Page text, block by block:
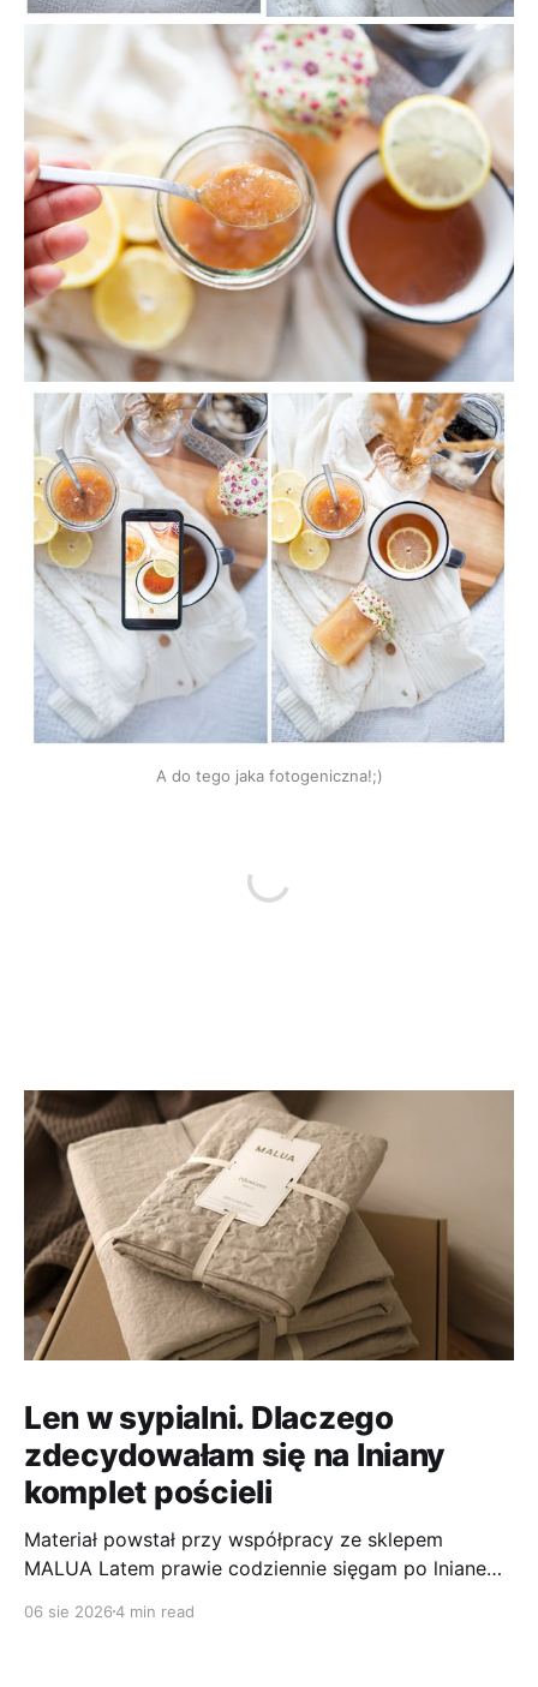
A do tego jaka fotogeniczna!;)
Len w sypialni. Dlaczego
zdecydowałam się na lniany
komplet pościeli
Materiał powstał przy współpracy ze sklepem
MALUA Latem prawie codziennie sięgam po lniane
najlepiej sprawdzają mi się podczas wysokich
06 sie 20264 min read